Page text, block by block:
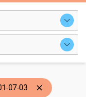
07-03